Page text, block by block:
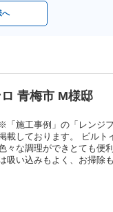
へ
青梅市 M様邸
※「施工事例」の「レンジ
載しております。 ビルト
々な調理ができとても便
吸い込みもよく、お掃除